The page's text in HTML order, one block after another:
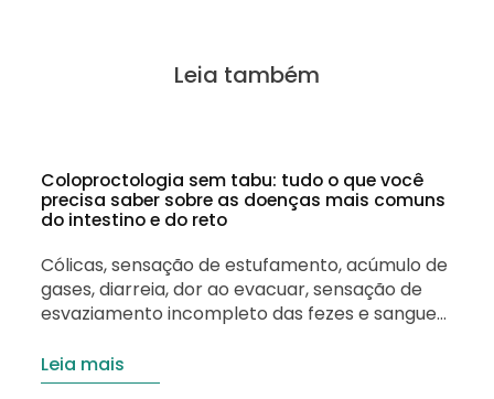
Leia também
Coloproctologia sem tabu: tudo o que você
precisa saber sobre as doenças mais comuns
do intestino e do reto
Cólicas, sensação de estufamento, acúmulo de
gases, diarreia, dor ao evacuar, sensação de
esvaziamento incompleto das fezes e sangue
com o seu intestino. Embora os problemas
intestinais sejam comuns, muitas pessoas
Leia mais